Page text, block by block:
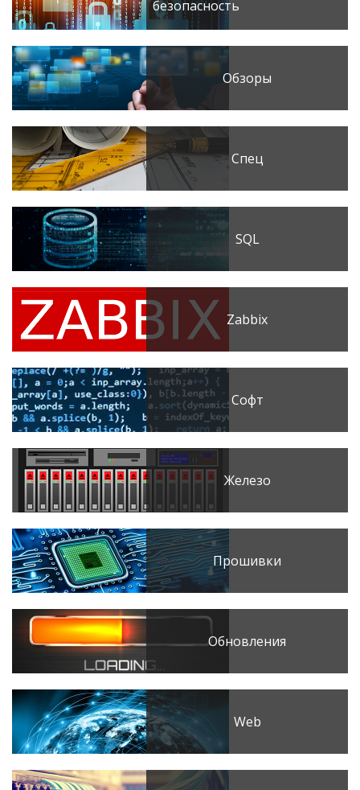
безопасность
Обзоры
Спец
SQL
Zabbix
Софт
Железо
Прошивки
Обновления
Web